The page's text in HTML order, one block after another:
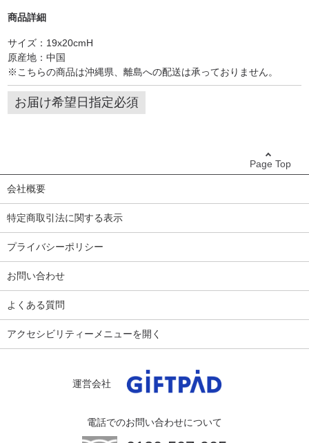
商品詳細
サイズ：19x20cmH
原産地：中国
※こちらの商品は沖縄県、離島への配送は承っておりません。
お届け希望日指定必須
Page Top
会社概要
特定商取引法に関する表示
プライバシーポリシー
お問い合わせ
よくある質問
アクセシビリティーメニューを開く
運営会社
電話でのお問い合わせについて